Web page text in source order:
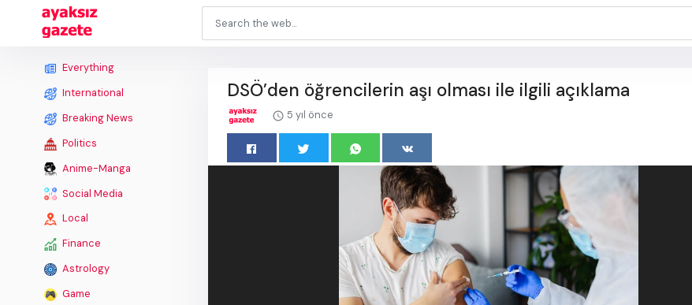
Everything
International
Breaking News
Politics
Anime-Manga
Social Media
Local
Finance
Astrology
Game
DSÖ’den öğrencilerin aşı olması ile ilgili açıklama
5 yıl önce